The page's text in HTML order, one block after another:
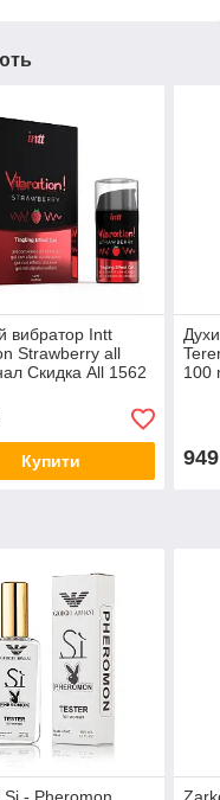
вибратор Intt
Strawberry all
Скидка All 1562
Купити
100
949